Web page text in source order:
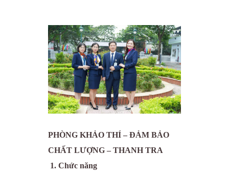
PHÒNG KHẢO THÍ – ĐẢM BẢO
CHẤT LƯỢNG – THANH TRA
1. Chức năng